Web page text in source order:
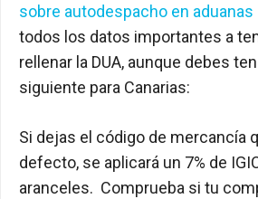
sobre autodespacho en aduanas
todos los datos importantes a
rellenar la DUA, aunque debes
siguiente para Canarias:
Si dejas el código de mercancía
defecto, se aplicará un 7% de
aranceles. Comprueba si tu